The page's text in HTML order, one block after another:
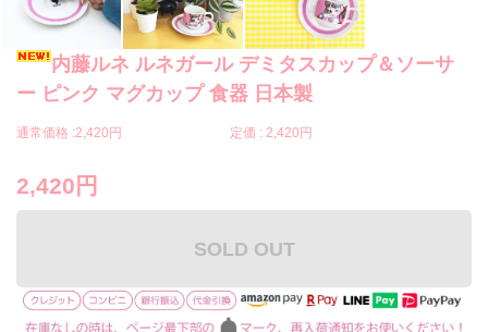
内藤ルネ ルネガール デミタスカップ＆ソーサ
ー ピンク マグカップ 食器 日本製
通常価格 :2,420円 定価 : 2,420円
2,420円
SOLD OUT